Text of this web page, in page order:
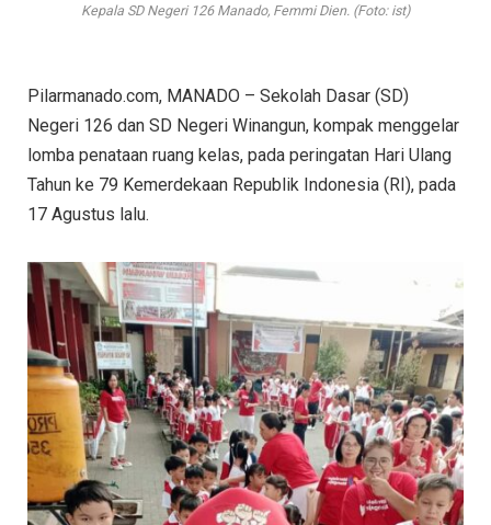
Kepala SD Negeri 126 Manado, Femmi Dien. (Foto: ist)
Pilarmanado.com, MANADO – Sekolah Dasar (SD)
Negeri 126 dan SD Negeri Winangun, kompak menggelar
lomba penataan ruang kelas, pada peringatan Hari Ulang
Tahun ke 79 Kemerdekaan Republik Indonesia (RI), pada
17 Agustus lalu.